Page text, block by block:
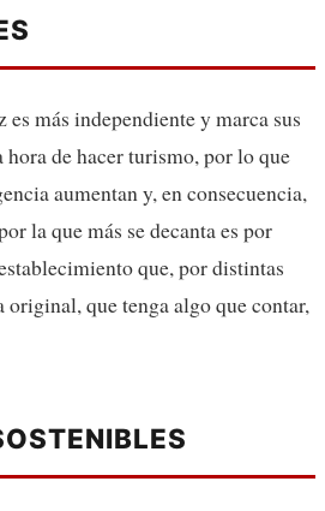
es más independiente y marca sus
hora de hacer turismo, por lo que
aumentan y, en consecuencia,
la que más se decanta es por
que, por distintas
original, que tenga algo que contar,